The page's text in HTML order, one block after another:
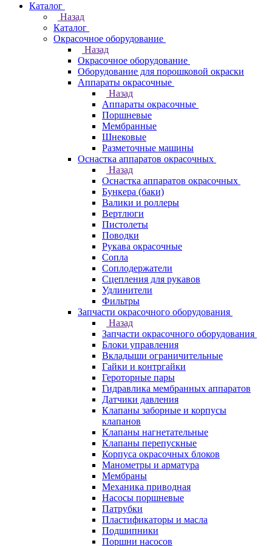
Каталог
Назад
Каталог
Окрасочное оборудование
Назад
Окрасочное оборудование
Оборудование для порошковой окраски
Аппараты окрасочные
Назад
Аппараты окрасочные
Поршневые
Мембранные
Шнековые
Разметочные машины
Оснастка аппаратов окрасочных
Назад
Оснастка аппаратов окрасочных
Бункера (баки)
Валики и роллеры
Вертлюги
Пистолеты
Поводки
Рукава окрасочные
Сопла
Соплодержатели
Сцепления для рукавов
Удлинители
Фильтры
Запчасти окрасочного оборудования
Назад
Запчасти окрасочного оборудования
Блоки управления
Вкладыши ограничительные
Гайки и контргайки
Героторные пары
Гидравлика мембранных аппаратов
Датчики давления
Клапаны заборные и корпусы
клапанов
Клапаны нагнетательные
Клапаны перепускные
Корпуса окрасочных блоков
Манометры и арматура
Мембраны
Механика приводная
Насосы поршневые
Патрубки
Пластификаторы и масла
Подшипники
Поршни насосов